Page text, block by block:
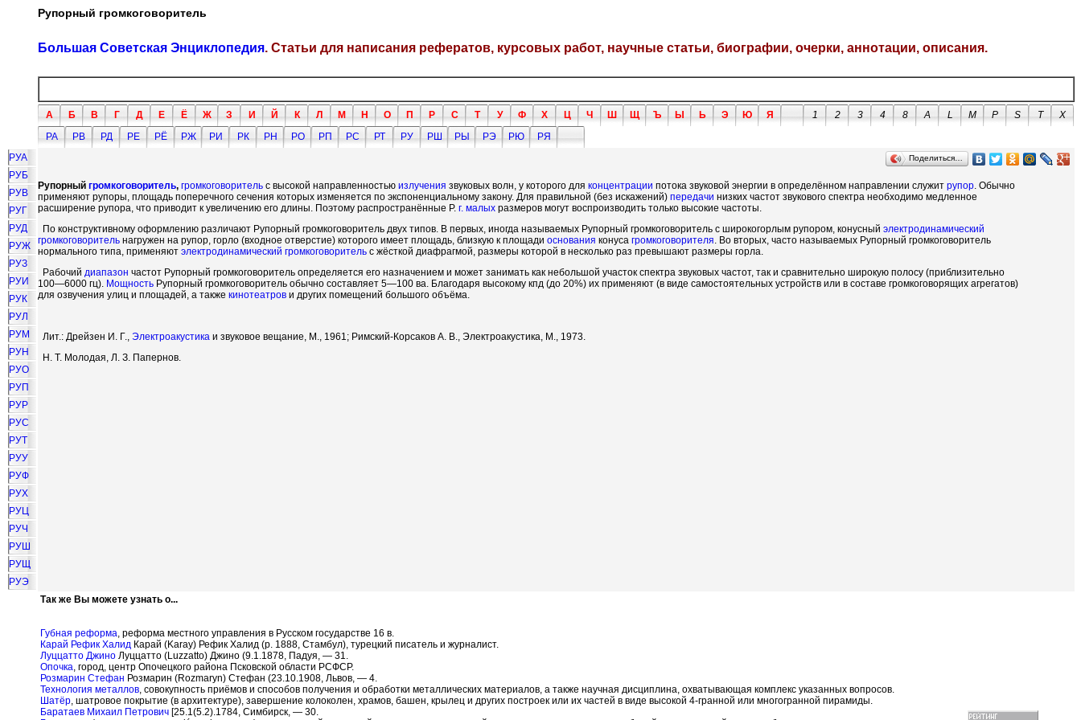
Рупорный громкоговоритель
Большая Советская Энциклопедия. Статьи для написания рефератов, курсовых работ, научные статьи, биографии, очерки, аннотации, описания.
А Б В Г Д Е Ё Ж З И Й К Л М Н О П Р С Т У Ф Х Ц Ч Ш Щ Ъ Ы Ь Э Ю Я 1 2 3 4 8 A L M P S T
X
РА
РВ РД РЕ РЁ РЖ РИ РК РН РО РП РС РТ РУ РШ РЫ РЭ РЮ
РЯ
РУА
РУБ
РУВ
РУГ
РУД
РУЖ
РУЗ
РУИ
РУК
РУЛ
РУМ
РУН
РУО
РУП
РУР
РУС
РУТ
РУУ
РУФ
РУХ
РУЦ
РУЧ
РУШ
РУЩ
РУЭ
Поделиться…
Рупорный громкоговоритель, громкоговоритель с высокой направленностью излучения звуковых волн, у которого для концентрации потока звуковой энергии в определённом направлении служит рупор. Обычно
применяют рупоры, площадь поперечного сечения которых изменяется по экспоненциальному закону. Для правильной (без искажений) передачи низких частот звукового спектра необходимо медленное
расширение рупора, что приводит к увеличению его длины. Поэтому распространённые Р. г. малых размеров могут воспроизводить только высокие частоты.
По конструктивному оформлению различают Рупорный громкоговоритель двух типов. В первых, иногда называемых Рупорный громкоговоритель с широкогорлым рупором, конусный электродинамический
громкоговоритель нагружен на рупор, горло (входное отверстие) которого имеет площадь, близкую к площади основания конуса громкоговорителя. Во вторых, часто называемых Рупорный громкоговоритель
нормального типа, применяют электродинамический громкоговоритель с жёсткой диафрагмой, размеры которой в несколько раз превышают размеры горла.
Рабочий диапазон частот Рупорный громкоговоритель определяется его назначением и может занимать как небольшой участок спектра звуковых частот, так и сравнительно широкую полосу (приблизительно
100—6000 гц). Мощность Рупорный громкоговоритель обычно составляет 5—100 ва. Благодаря высокому кпд (до 20%) их применяют (в виде самостоятельных устройств или в составе громкоговорящих агрегатов)
для озвучения улиц и площадей, а также кинотеатров и других помещений большого объёма.
Лит.: Дрейзен И. Г., Электроакустика и звуковое вещание, М., 1961; Римский-Корсаков А. В., Электроакустика, М., 1973.
Н. Т. Молодая, Л. З. Папернов.
Так же Вы можете узнать о...
Губная реформа, реформа местного управления в Русском государстве 16 в.
Карай Рефик Халид Карай (Karay) Рефик Халид (р. 1888, Стамбул), турецкий писатель и журналист.
Луццатто Джино Луццатто (Luzzatto) Джино (9.1.1878, Падуя, — 31.
Опочка, город, центр Опочецкого района Псковской области РСФСР.
Розмарин Стефан Розмарин (Rozmaryn) Стефан (23.10.1908, Львов, — 4.
Технология металлов, совокупность приёмов и способов получения и обработки металлических материалов, а также научная дисциплина, охватывающая комплекс указанных вопросов.
Шатёр, шатровое покрытие (в архитектуре), завершение колоколен, храмов, башен, крылец и других построек или их частей в виде высокой 4-гранной или многогранной пирамиды.
Баратаев Михаил Петрович [25.1(5.2).1784, Симбирск, — 30.